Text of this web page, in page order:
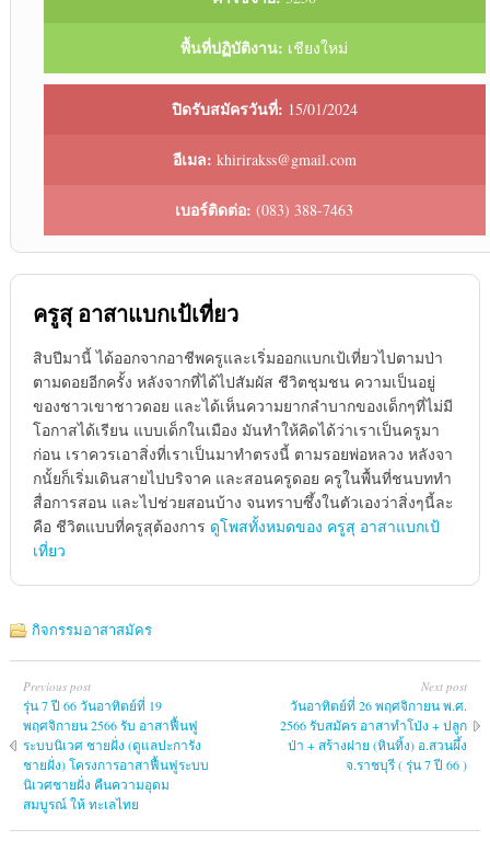
พื้นที่ปฏิบัติงาน: เชียงใหม่
ปิดรับสมัครวันที่: 15/01/2024
อีเมล: khirirakss@gmail.com
เบอร์ติดต่อ: (083) 388-7463
ครูสุ อาสาแบกเป้เที่ยว
สิบปีมานี้ ได้ออกจากอาชีพครูและเริ่มออกแบกเป้เที่ยวไปตามป่า
ตามดอยอีกครั้ง หลังจากที่ได้ไปสัมผัส ชีวิตชุมชน ความเป็นอยู่
ของชาวเขาชาวดอย และได้เห็นความยากลำบากของเด็กๆที่ไม่มี
โอกาสได้เรียน แบบเด็กในเมือง มันทำให้คิดได้ว่าเราเป็นครูมา
ก่อน เราควรเอาสิ่งที่เราเป็นมาทำตรงนี้ ตามรอยพ่อหลวง หลังจา
กนั้ยก็เริ่มเดินสายไปบริจาค และสอนครูดอย ครูในพื้นที่ชนบททำ
สื่อการสอน และไปช่วยสอนบ้าง จนทราบซึ้งในตัวเองว่าสิ่งๆนี้ละ
คือ ชีวิตแบบที่ครูสุต้องการ ดูโพสทั้งหมดของ ครูสุ อาสาแบกเป้
เที่ยว
กิจกรรมอาสาสมัคร
Previous post
รุ่น 7 ปี 66 วันอาทิตย์ที่ 19
พฤศจิกายน 2566 รับ อาสาฟื้นฟู
ระบบนิเวศ ชายฝั่ง (ดูแลปะการัง
ชายฝั่ง) โครงการอาสาฟื้นฟูระบบ
นิเวศชายฝั่ง คืนความอุดม
สมบูรณ์ ให้ ทะเลไทย
Next post
วันอาทิตย์ที่ 26 พฤศจิกายน พ.ศ.
2566 รับสมัคร อาสาทำโป่ง + ปลูก
ป่า + สร้างฝาย (หินทิ้ง) อ.สวนผึ้ง
จ.ราชบุรี ( รุ่น 7 ปี 66 )